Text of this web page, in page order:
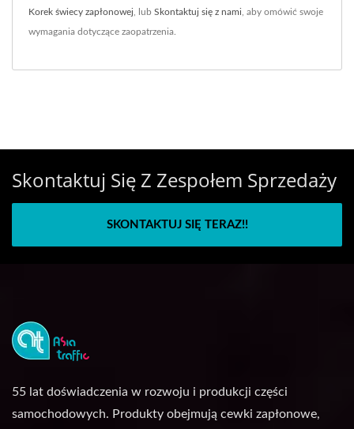
Korek świecy zapłonowej , lub Skontaktuj się z nami , aby omówić swoje
wymagania dotyczące zaopatrzenia.
Skontaktuj Się Z Zespołem Sprzedaży
SKONTAKTUJ SIĘ TERAZ!!
55 lat doświadczenia w rozwoju i produkcji części
samochodowych. Produkty obejmują cewki zapłonowe,